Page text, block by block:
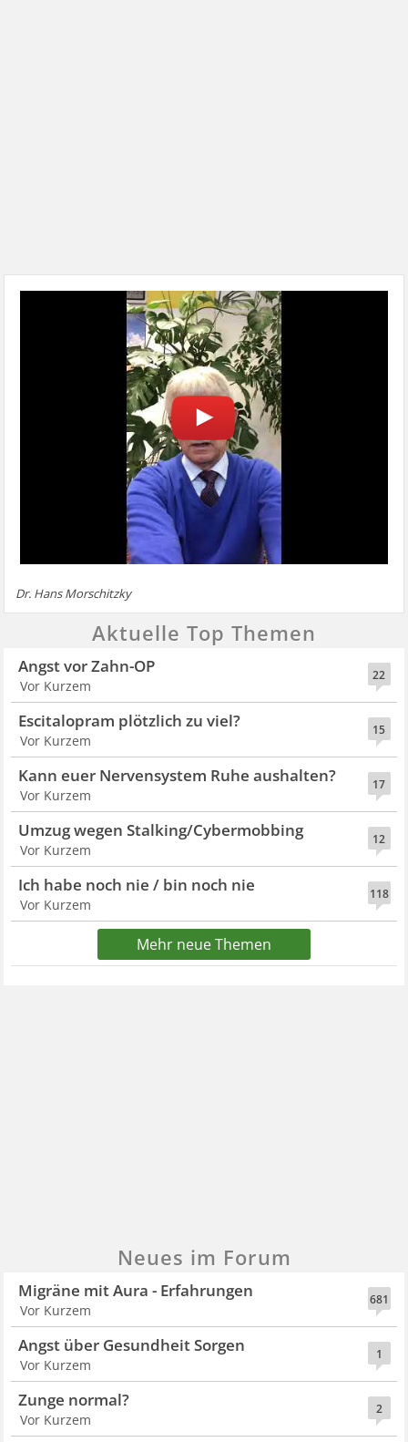
Dr. Hans Morschitzky
Aktuelle Top Themen
22
Angst vor Zahn-OP
Vor Kurzem
15
Escitalopram plötzlich zu viel?
Vor Kurzem
17
Kann euer Nervensystem Ruhe aushalten?
Vor Kurzem
12
Umzug wegen Stalking/Cybermobbing
Vor Kurzem
118
Ich habe noch nie / bin noch nie
Vor Kurzem
Mehr neue Themen
Neues im Forum
681
Migräne mit Aura - Erfahrungen
Vor Kurzem
1
Angst über Gesundheit Sorgen
Vor Kurzem
2
Zunge normal?
Vor Kurzem